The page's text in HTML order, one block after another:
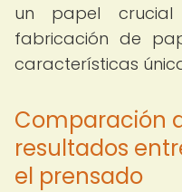
un papel
fabricación de
características
Comparación
resultados
el prensado